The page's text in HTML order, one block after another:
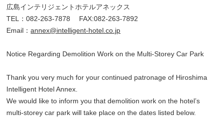
広島インテリジェントホテルアネックス
TEL：082-263-7878 FAX:082-263-7892
Email：annex@intelligent-hotel.co.jp
Notice Regarding Demolition Work on the Multi-Storey Car Park
Thank you very much for your continued patronage of Hiroshima
Intelligent Hotel Annex.
We would like to inform you that demolition work on the hotel’s
multi-storey car park will take place on the dates listed below.